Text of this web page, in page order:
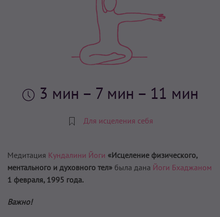
3 мин – 7 мин – 11 мин
Для исцеления себя
Медитация Кундалини Йоги «Исцеление физического,
ментального и духовного тел» была дана Йоги Бхаджаном
1 февраля, 1995 года.
Важно!